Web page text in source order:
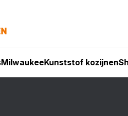
MilwaukeeKunststof kozijnen